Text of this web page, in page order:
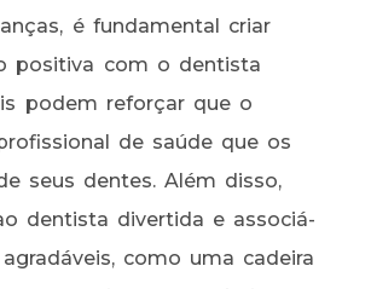
é fundamental criar
positiva com o dentista
podem reforçar que o
de saúde que os
seus dentes. Além disso,
dentista divertida e associá-
como uma cadeira